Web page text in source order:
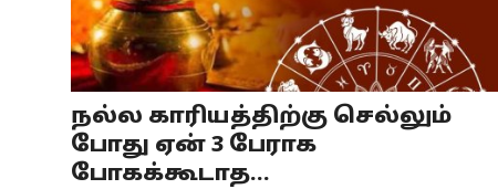
நல்ல காரியத்திற்கு செல்லும்
போது ஏன் 3 பேராக
போகக்கூடாத...